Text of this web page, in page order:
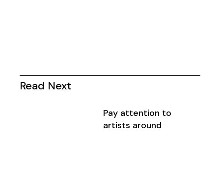
Read Next
Pay attention to
artists around